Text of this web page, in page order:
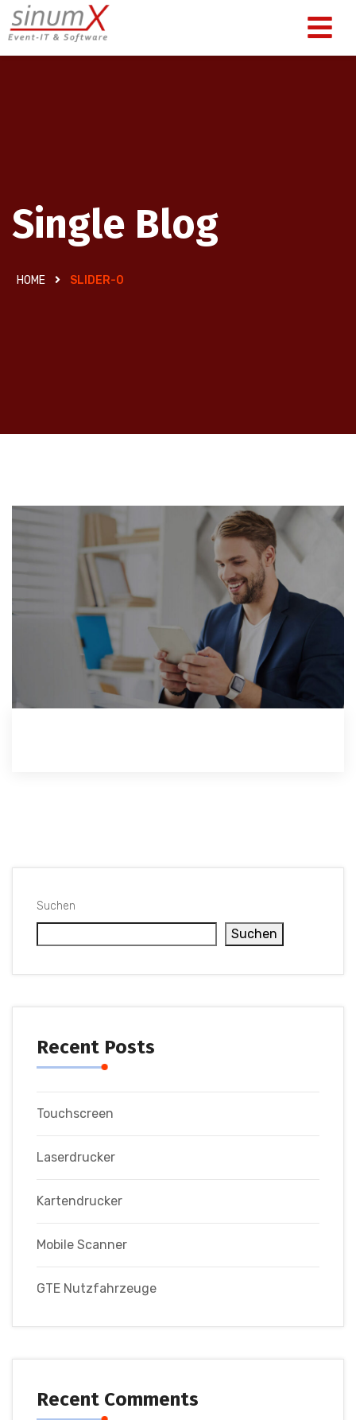
Single Blog
HOME SLIDER-0
Suchen
Suchen
Recent Posts
Touchscreen
Laserdrucker
Kartendrucker
Mobile Scanner
GTE Nutzfahrzeuge
Recent Comments